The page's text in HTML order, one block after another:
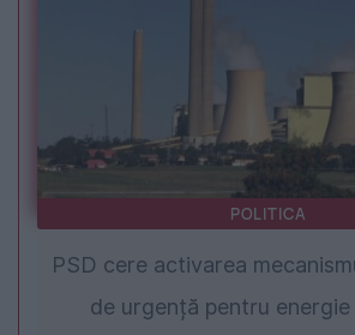
POLITICA
PSD cere activarea
de urgență pentru energie